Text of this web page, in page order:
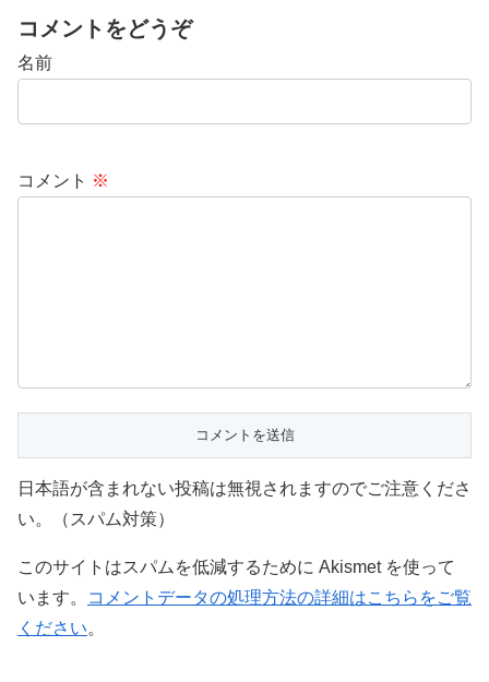
コメントをどうぞ
名前
コメント ※
日本語が含まれない投稿は無視されますのでご注意くださ
い。（スパム対策）
このサイトはスパムを低減するために Akismet を使って
います。
コメントデータの処理方法の詳細はこちらをご覧
ください。